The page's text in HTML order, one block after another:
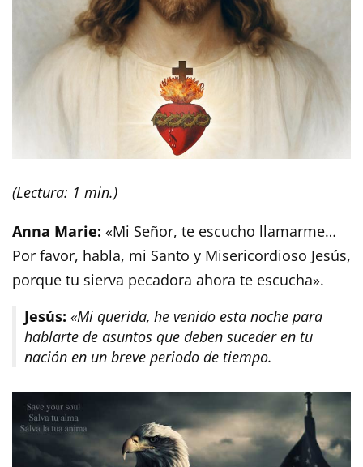
(Lectura: 1 min.)
Anna Marie: «Mi Señor, te escucho llamarme…
Por favor, habla, mi Santo y Misericordioso Jesús,
porque tu sierva pecadora ahora te escucha».
Jesús: «Mi querida, he venido esta noche para
hablarte de asuntos que deben suceder en tu
nación en un breve periodo de tiempo.